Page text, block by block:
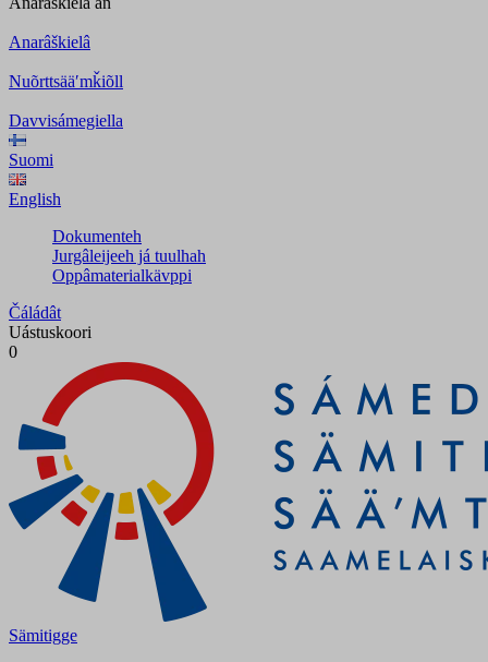
Anarâškielâ
Nuõrttsääʹmǩiõll
Davvisámegiella
Suomi
English
Dokumenteh
Jurgâleijeeh já tuulhah
Oppâmaterialkävppi
Čáládât
Uástuskoori
0
Sämitigge